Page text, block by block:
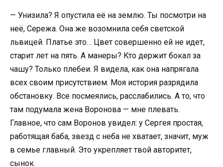
— Унизила? Я опустила её на землю. Ты посмотри на
неё, Сережа. Она же возомнила себя светской
львицей. Платье это… Цвет совершенно ей не идет,
старит лет на пять. А манеры? Кто держит бокал за
чашу? Только плебеи. Я видела, как она напрягала
всех своим присутствием. Моя история разрядила
обстановку. Все посмеялись, расслабились. А то, что
там подумала жена Воронова — мне плевать.
Главное, что сам Воронов увидел: у Сергея простая,
работящая баба, звезд с неба не хватает, значит, муж
в семье главный. Это укрепляет твой авторитет,
сынок.